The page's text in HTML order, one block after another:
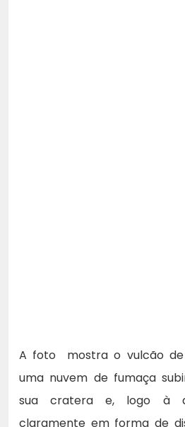
A foto mostra o vulcão
uma nuvem de fumaça
sua cratera e, logo à
claramente em forma de